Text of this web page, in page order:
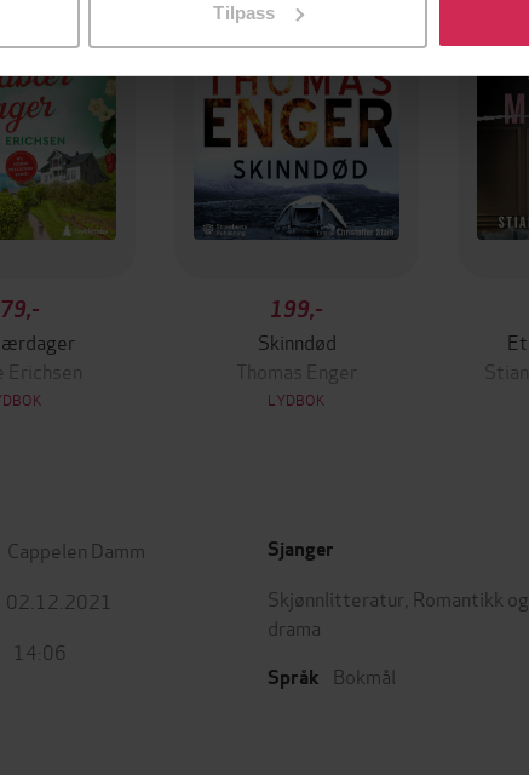
Tilpass
Erichsen
199,-
Skinndød
Thomas Enger
LYDBOK
Cappelen Damm
02.12.2021
14:06
Sjanger
Skjønnlitteratur Romantikk og
drama
Språk Bokmål